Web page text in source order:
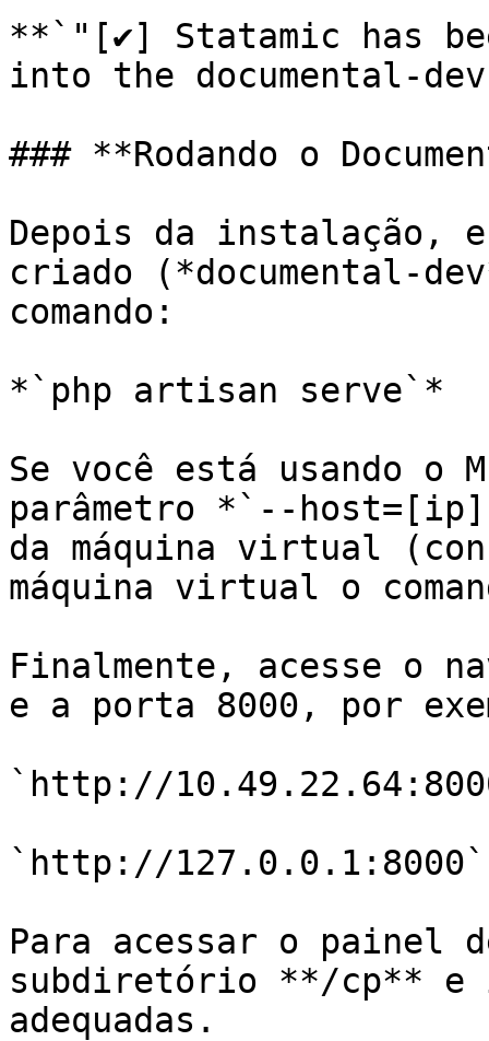
**`"[✔] Statamic has
into the documental-
### **Rodando o
Depois da instalação,
criado (*documental-
comando:
*`php artisan serve`*
Se você está usando o
parâmetro *`--
da máquina virtual
máquina virtual o
Finalmente, acesse o
e a porta 8000, por
`http://
`http://127.0.0.1:8000`
Para acessar o painel
subdiretório **/cp** e
adequadas.